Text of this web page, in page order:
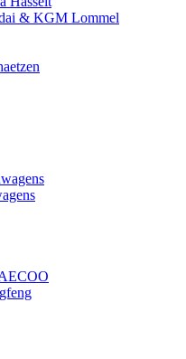
& KGM Lommel